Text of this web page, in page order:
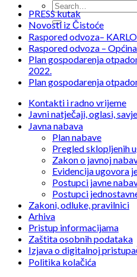
PRESS kutak
Novosti iz Čistoće
Raspored odvoza–
Raspored odvoza –
Plan gospodarenja
2022.
Plan gospodarenja
Kontakti i radno vrijeme
Javni natječaji, oglasi,
Javna nabava
Plan nabave
Pregled sklopljenih
Zakon o javnoj
Evidencija ugovora
Postupci javne
Postupci
Zakoni, odluke, pravilnici
Arhiva
Pristup informacijama
Zaštita osobnih podataka
Izjava o digitalnoj
Politika kolačića